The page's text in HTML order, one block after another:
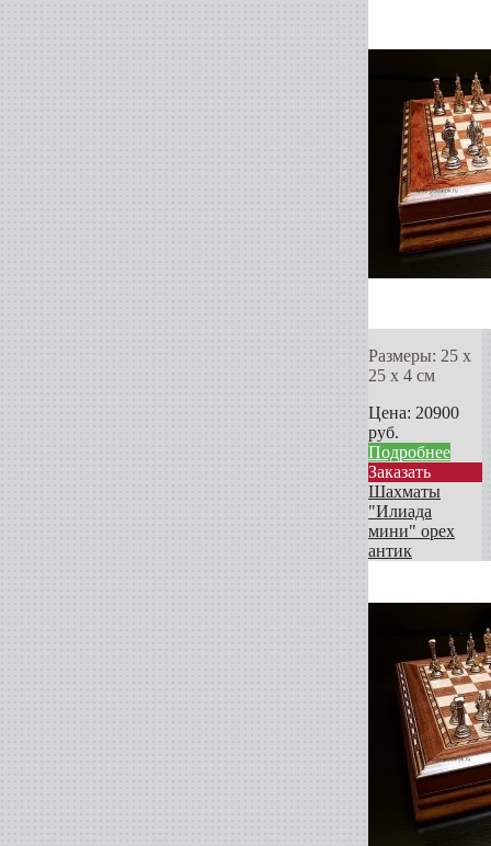
Размеры: 25 х
25 х 4 см
Цена: 20900
руб.
Подробнее
Заказать
Шахматы
"Илиада
мини" орех
антик